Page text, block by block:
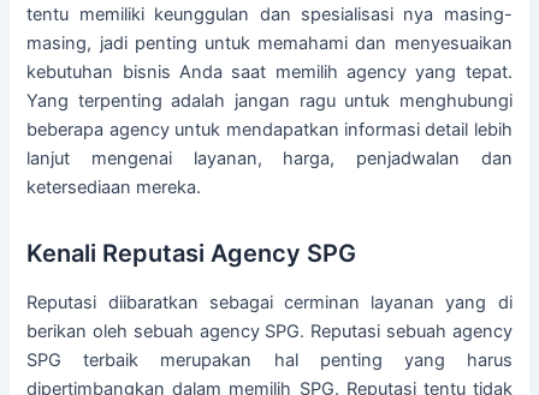
tentu memiliki keunggulan dan spesialisasi nya masing-
masing, jadi penting untuk memahami dan menyesuaikan
kebutuhan bisnis Anda saat memilih agency yang tepat.
Yang terpenting adalah jangan ragu untuk menghubungi
beberapa agency untuk mendapatkan informasi detail lebih
lanjut mengenai layanan, harga, penjadwalan dan
ketersediaan mereka.
Kenali Reputasi Agency SPG
Reputasi diibaratkan sebagai cerminan layanan yang di
berikan oleh sebuah agency SPG. Reputasi sebuah agency
SPG terbaik merupakan hal penting yang harus
dipertimbangkan dalam memilih SPG. Reputasi tentu tidak